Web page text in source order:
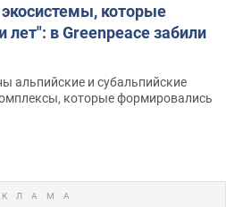
которые
лет": в Greenpeace забили
альпийские и субальпийские
которые формировались